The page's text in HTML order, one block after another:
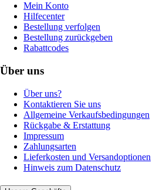
Mein Konto
Hilfecenter
Bestellung verfolgen
Bestellung zurückgeben
Rabattcodes
Über uns
Über uns?
Kontaktieren Sie uns
Allgemeine Verkaufsbedingungen
Rückgabe & Erstattung
Impressum
Zahlungsarten
Lieferkosten und Versandoptionen
Hinweis zum Datenschutz